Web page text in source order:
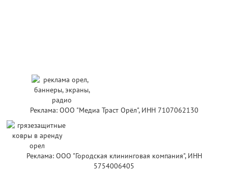
Реклама: ООО "Медиа Траст Орёл", ИНН 7107062130
Реклама: ООО "Городская клининговая компания", ИНН
5754006405